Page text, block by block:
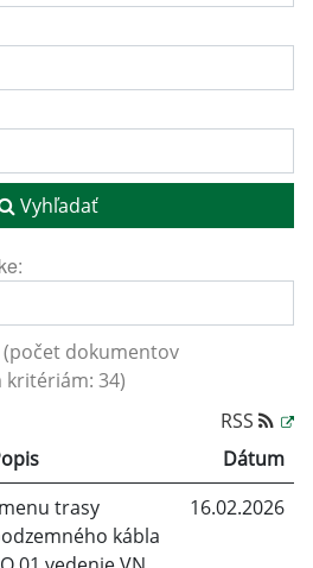
Vyhľadať
(počet dokumentov
kritériám: 34)
RSS
Dátum
trasy
kábla
16.02.2026